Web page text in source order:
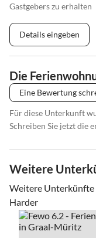
Gastgebers zu erhalten
Details eingeben
Die
Eine Bewertung
Für diese Unterkunft
Schreiben Sie jetzt die
Weitere
Weitere Unterkünfte
Harder